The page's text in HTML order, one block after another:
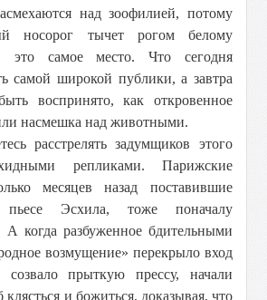
над зоофилией, потому
носорог тычет рогом белому
это самое место. Что сегодня
самой широкой публики, а завтра
воспринято, как откровенное
насмешка над животными.
расстрелять задумщиков этого
репликами. Парижские
месяцев назад поставившие
пьесе Эсхила, тоже поначалу
А когда разбуженное бдительными
возмущение» перекрыло вход
прыткую прессу, начали
клясться и божиться, доказывая, что